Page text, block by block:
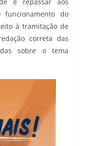
funcionamento do
à tramitação de
correta das
sobre o tema